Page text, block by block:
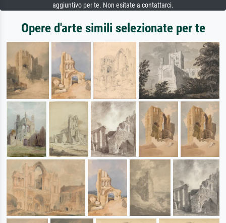
aggiuntivo per te. Non esitate a contattarci.
Opere d'arte simili selezionate per te